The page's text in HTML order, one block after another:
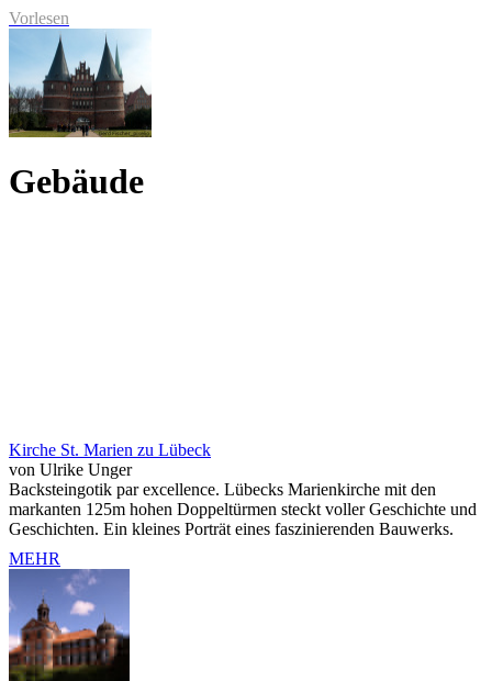
Vorlesen
Gebäude
Kirche St. Marien zu Lübeck
von Ulrike Unger
Backsteingotik par excellence. Lübecks Marienkirche mit den
markanten 125m hohen Doppeltürmen steckt voller Geschichte und
Geschichten. Ein kleines Porträt eines faszinierenden Bauwerks.
MEHR